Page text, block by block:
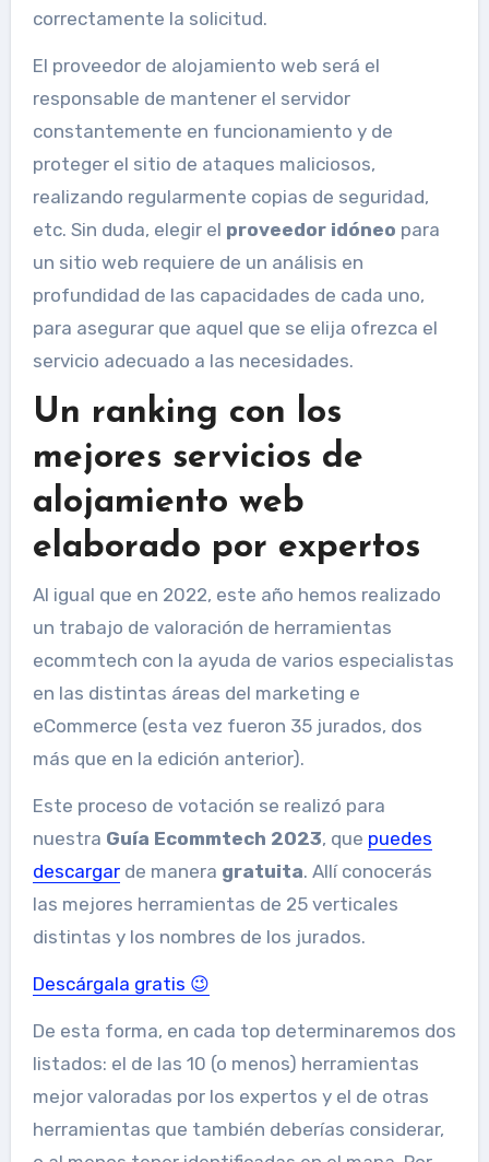
correctamente la solicitud.
El proveedor de alojamiento web será el
responsable de mantener el servidor
constantemente en funcionamiento y de
proteger el sitio de ataques maliciosos,
realizando regularmente copias de seguridad,
etc. Sin duda, elegir el proveedor idóneo para
un sitio web requiere de un análisis en
profundidad de las capacidades de cada uno,
para asegurar que aquel que se elija ofrezca el
servicio adecuado a las necesidades.
Un ranking con los
mejores servicios de
alojamiento web
elaborado por expertos
Al igual que en 2022, este año hemos realizado
un trabajo de valoración de herramientas
ecommtech con la ayuda de varios especialistas
en las distintas áreas del marketing e
eCommerce (esta vez fueron 35 jurados, dos
más que en la edición anterior).
Este proceso de votación se realizó para
nuestra Guía Ecommtech 2023, que puedes
descargarde manera gratuita. Allí conocerás
las mejores herramientas de 25 verticales
distintas y los nombres de los jurados.
Descárgala gratis 😉
De esta forma, en cada top determinaremos dos
listados: el de las 10 (o menos) herramientas
mejor valoradas por los expertos y el de otras
herramientas que también deberías considerar,